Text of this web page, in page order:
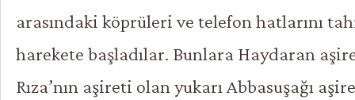
arasındaki köprüleri ve telefon hatlarını
harekete başladılar. Bunlara Haydaran
Rıza’nın aşireti olan yukarı Abbasuşağı